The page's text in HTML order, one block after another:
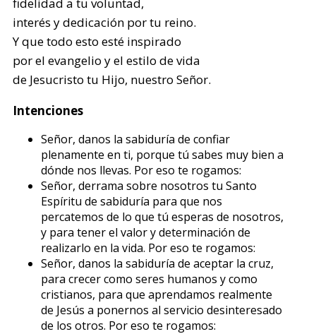
interés y dedicación por tu reino.
Y que todo esto esté inspirado
por el evangelio y el estilo de vida
de Jesucristo tu Hijo, nuestro Señor.
Intenciones
Señor, danos la sabiduría de confiar
plenamente en ti, porque tú sabes muy bien a
dónde nos llevas. Por eso te rogamos:
Señor, derrama sobre nosotros tu Santo
Espíritu de sabiduría para que nos
percatemos de lo que tú esperas de nosotros,
y para tener el valor y determinación de
realizarlo en la vida. Por eso te rogamos:
Señor, danos la sabiduría de aceptar la cruz,
para crecer como seres humanos y como
cristianos, para que aprendamos realmente
de Jesús a ponernos al servicio desinteresado
de los otros. Por eso te rogamos: